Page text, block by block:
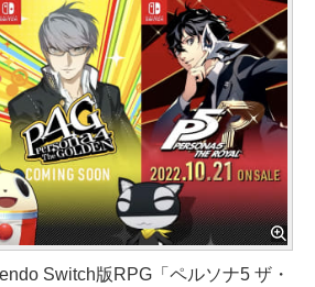
Switch版RPG「ペルソナ5 ザ・